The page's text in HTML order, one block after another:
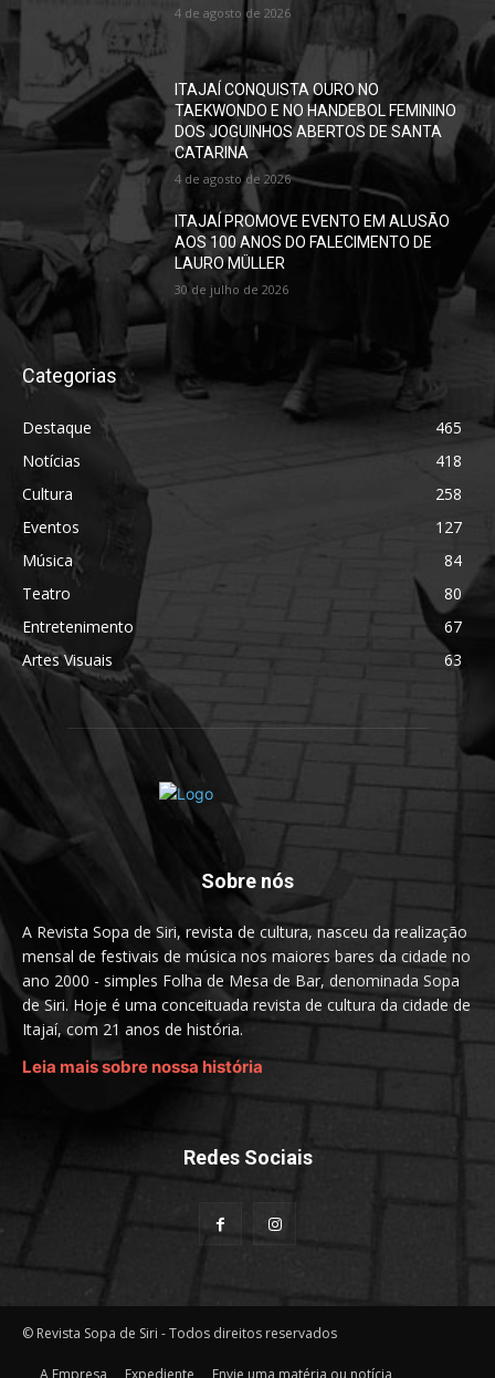
4 de agosto de 2026
ITAJAÍ CONQUISTA OURO NO
TAEKWONDO E NO HANDEBOL FEMININO
DOS JOGUINHOS ABERTOS DE SANTA
CATARINA
4 de agosto de 2026
ITAJAÍ PROMOVE EVENTO EM ALUSÃO
AOS 100 ANOS DO FALECIMENTO DE
LAURO MÜLLER
30 de julho de 2026
Categorias
Destaque
465
Notícias
418
Cultura
258
Eventos
127
Música
84
Teatro
80
Entretenimento
67
Artes Visuais
63
Sobre nós
A Revista Sopa de Siri, revista de cultura, nasceu da realização
mensal de festivais de música nos maiores bares da cidade no
ano 2000 - simples Folha de Mesa de Bar, denominada Sopa
de Siri. Hoje é uma conceituada revista de cultura da cidade de
Itajaí, com 21 anos de história.
Leia mais sobre nossa história
Redes Sociais
© Revista Sopa de Siri - Todos direitos reservados